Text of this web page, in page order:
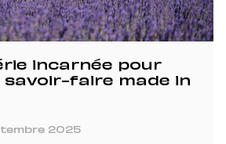
incarnée pour
savoir-faire made in
2025